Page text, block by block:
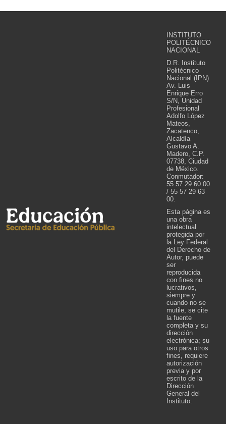
INSTITUTO
POLITÉCNICO
NACIONAL
D.R. Instituto
Politécnico
Nacional (IPN).
Av. Luis
Enrique Erro
S/N, Unidad
Profesional
Adolfo López
Mateos,
Zacatenco,
Alcaldía
Gustavo A.
Madero, C.P.
07738, Ciudad
de México.
Conmutador:
55 57 29 60 00
/ 55 57 29 63
00.
Esta página es
una obra
intelectual
protegida por
la Ley Federal
del Derecho de
Autor, puede
ser
reproducida
con fines no
lucrativos,
siempre y
cuando no se
mutile, se cite
la fuente
completa y su
dirección
electrónica; su
uso para otros
fines, requiere
autorización
previa y por
escrito de la
Dirección
General del
Instituto.